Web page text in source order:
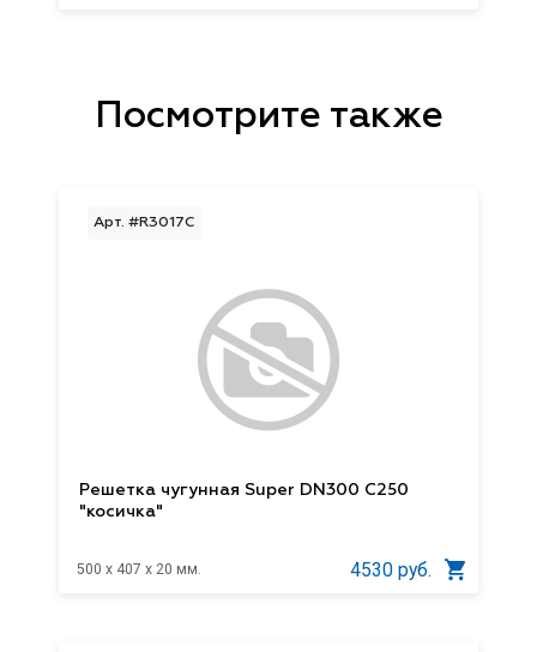
Посмотрите также
Арт. #R3017С
Решетка чугунная Super DN300 С250
"косичка"
500 x 407 x 20 мм. 4530 руб.